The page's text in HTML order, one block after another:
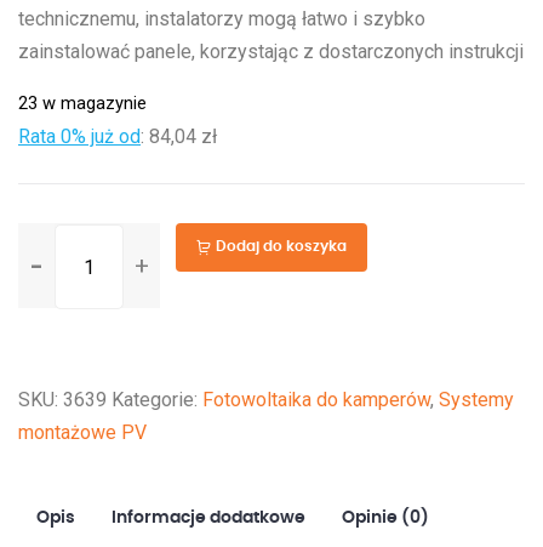
technicznemu, instalatorzy mogą łatwo i szybko
zainstalować panele, korzystając z dostarczonych instrukcji
23 w magazynie
Rata 0% już od: 84,04 zł
Zestaw
fotowoltaicznych
novotegra
panele
Dodaj do koszyka
SKU: 3639 Kategorie: Fotowoltaika do kamperów, Systemy
montażowe PV
Opis Informacje dodatkowe Opinie (0)